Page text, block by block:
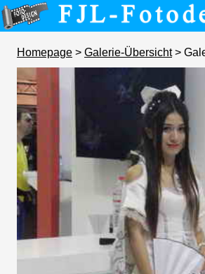
Homepage > Galerie-Übersicht>